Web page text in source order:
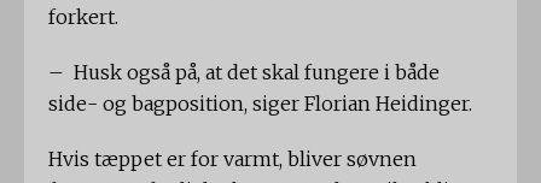
forkert.
– Husk også på, at det skal fungere i både
side- og bagposition, siger Florian Heidinger.
Hvis tæppet er for varmt, bliver søvnen